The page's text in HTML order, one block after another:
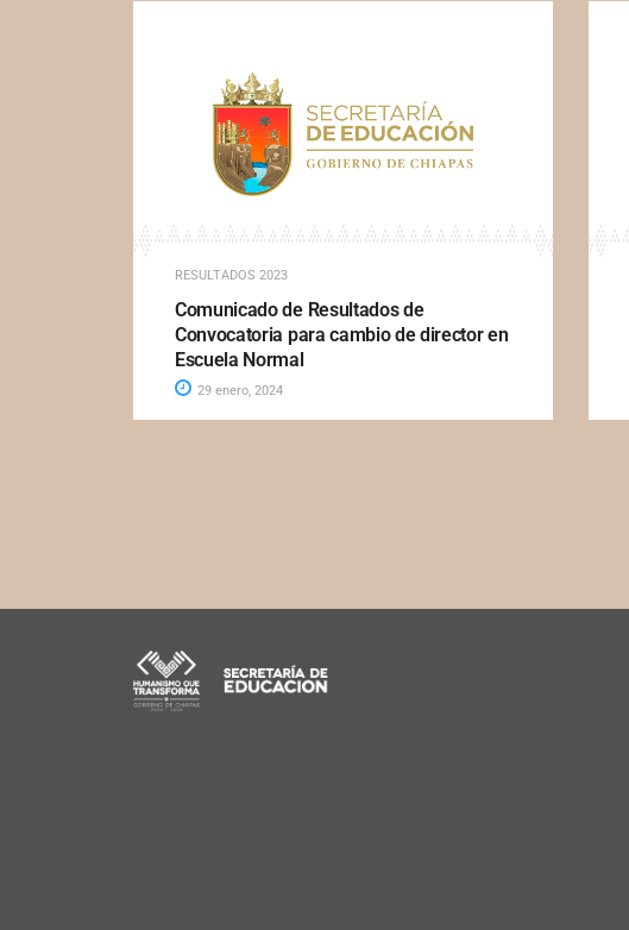
RESULTADOS 2023
Comunicado de Resultados de
Convocatoria para cambio de director en
Escuela Normal
29 enero, 2024